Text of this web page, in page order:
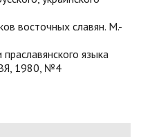
восточных славян. М.-
языка
ВЯ, 1980, №4